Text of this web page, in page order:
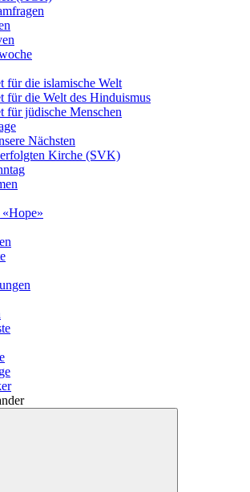
für die islamische Welt
für die Welt des Hinduismus
für jüdische Menschen
Nächsten
Kirche (SVK)